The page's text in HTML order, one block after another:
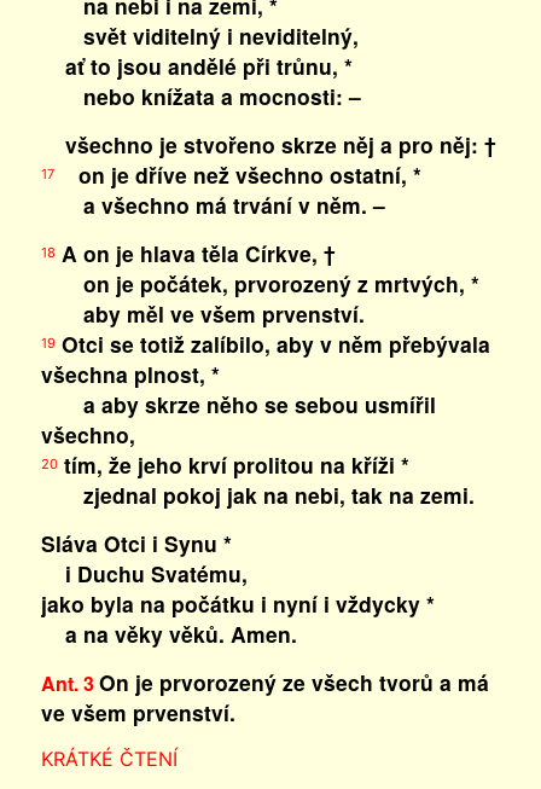
svět viditelný i neviditelný,
ať to jsou andělé při trůnu, *
nebo knížata a mocnosti: –
všechno je stvořeno skrze něj a pro něj: †
17on je dříve než všechno ostatní, *
a všechno má trvání v něm. –
18 A on je hlava těla Církve, †
on je počátek, prvorozený z mrtvých, *
aby měl ve všem prvenství.
19Otci se totiž zalíbilo, aby v něm přebývala
všechna plnost, *
a aby skrze něho se sebou usmířil
všechno,
20tím, že jeho krví prolitou na kříži *
zjednal pokoj jak na nebi, tak na zemi.
Sláva Otci i Synu *
i Duchu Svatému,
jako byla na počátku i nyní i vždycky *
a na věky věků. Amen.
Ant. 3On je prvorozený ze všech tvorů a má
ve všem prvenství.
KRÁTKÉ ČTENÍ